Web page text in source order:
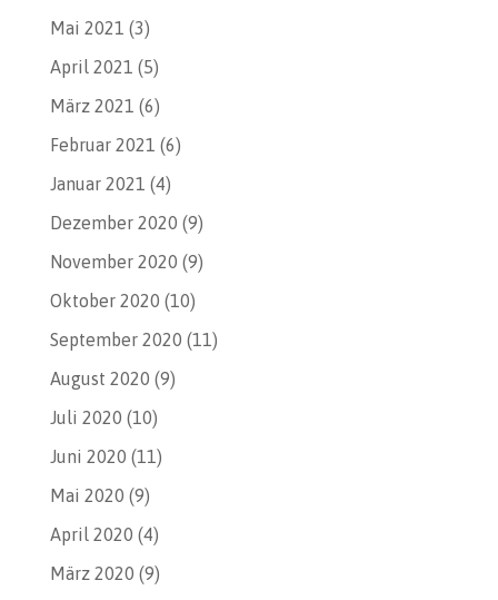
Mai 2021 (3)
April 2021 (5)
März 2021 (6)
Februar 2021 (6)
Januar 2021 (4)
Dezember 2020 (9)
November 2020 (9)
Oktober 2020 (10)
September 2020 (11)
August 2020 (9)
Juli 2020 (10)
Juni 2020 (11)
Mai 2020 (9)
April 2020 (4)
März 2020 (9)